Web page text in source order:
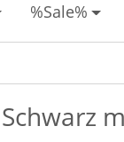
%Sale%